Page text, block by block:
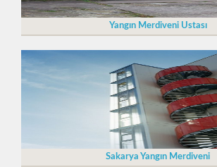
Yangın Merdiveni Ustası
Sakarya Yangın Merdiveni